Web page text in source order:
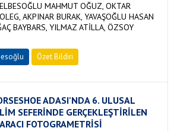
MAHMUT OĞUZ, OKTAR
AKPINAR BURAK, YAVAŞOĞLU HASAN
BAYBARS, YILMAZ ATİLLA, ÖZSOY
Özet Bildiri
ADASI'NDA 6. ULUSAL
SEFERİNDE GERÇEKLEŞTİRİLEN
FOTOGRAMETRİSİ